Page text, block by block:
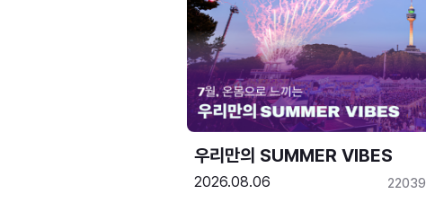
우리만의 SUMMER VIBES
2026.08.06 22039